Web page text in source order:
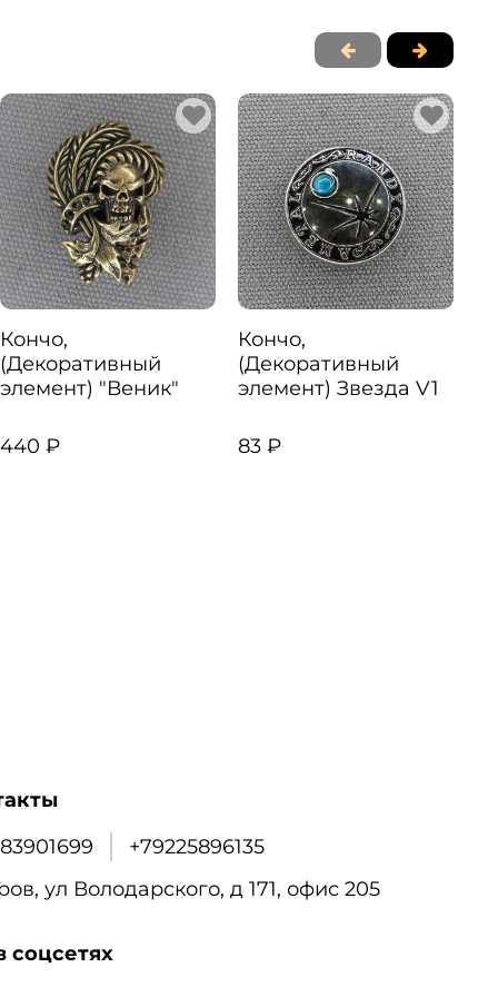
Кончо,
(Декоративный
элемент) "Веник"
440 ₽
Кончо,
(Декоративный
элемент) Звезда V1
83 ₽
+79225896135
ул Володарского, д 171, офис 205
соцсетях